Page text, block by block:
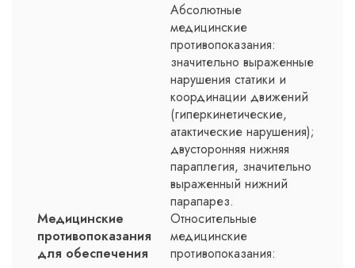
Медицинские
противопоказания
для обеспечения
Абсолютные
медицинские
противопоказания:
значительно выраженные
нарушения статики и
координации движений
(гиперкинетические,
атактические нарушения);
двусторонняя нижняя
параплегия, значительно
выраженный нижний
парапарез.
Относительные
медицинские
противопоказания: